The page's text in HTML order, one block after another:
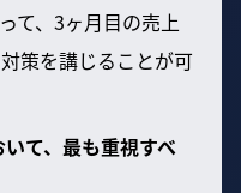
て、3ヶ月目の売上
策を講じることが可
て、最も重視すべ